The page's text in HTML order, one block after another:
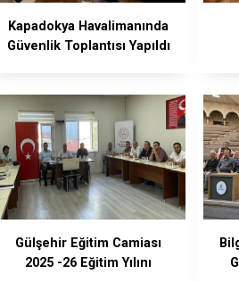
Kapadokya Havalimanında
Güvenlik Toplantısı Yapıldı
Gülşehir Eğitim Camiası
2025 -26 Eğitim Yılını